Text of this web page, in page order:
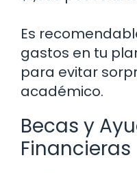
Es
gastos en tu
para evitar
académico.
Becas y
Financieras